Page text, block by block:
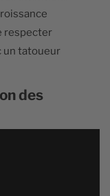
respecter
un tatoueur
des